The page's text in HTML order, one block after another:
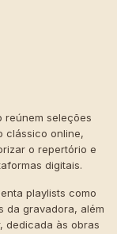
reúnem seleções
clássico online,
o repertório e
digitais.
playlists como
da gravadora, além
dedicada às obras